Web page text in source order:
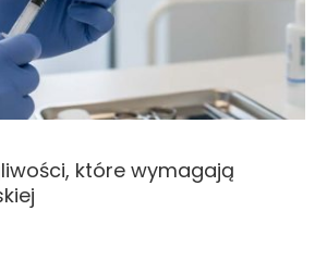
które wymagają